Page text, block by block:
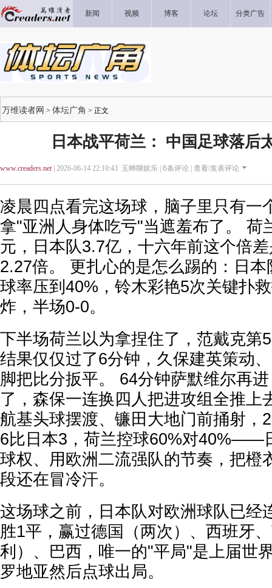
新闻 视频 博客 论坛 分类广告
万维读者网 > 体坛广角 > 正文
日本战平荷兰： 中国足球落后
www.creaders.net| 2026-06-14 22:10:43 玉蝉聊娱乐 | 6条评论 | 查看/发表评论
凌晨四点看完这场球，脑子里只有
拿"亚洲人身体吃亏"当遮羞布了。 荷
元，日本队3.7亿，十六年前这个倍
2.27倍。 更扎心的是怎么踢的：日
球率压到40%，铃木彩艳5次关键扑
炸，半场0-0。
下半场荷兰以为拿捏住了，范戴克第
结果仅仅过了6分钟，久保建英策动
脚把比分扳平。 64分钟萨默维尔再
了，森保一连换四人把进攻组全推上
航基头球摆渡、镰田大地门前捅射，
6比日本3，荷兰控球60%对40%——
球权、用欧洲二流强队的节奏，把橙
段还在冒冷汗。
这场球之前，日本队对欧洲球队已
胜1平，赢过德国（两次）、西班牙
利）、巴西，唯一的"平局"是上届世
罗地亚然后点球出局。